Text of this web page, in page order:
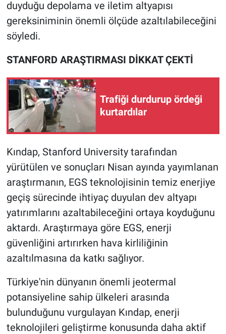
duyduğu depolama ve iletim altyapısı
gereksiniminin önemli ölçüde azaltılabileceğini
söyledi.
STANFORD ARAŞTIRMASI DİKKAT ÇEKTİ
Trafiği durdurup ördeği
kurtardılar
Kındap, Stanford University tarafından
yürütülen ve sonuçları Nisan ayında yayımlanan
araştırmanın, EGS teknolojisinin temiz enerjiye
geçiş sürecinde ihtiyaç duyulan dev altyapı
yatırımlarını azaltabileceğini ortaya koyduğunu
aktardı. Araştırmaya göre EGS, enerji
güvenliğini artırırken hava kirliliğinin
azaltılmasına da katkı sağlıyor.
Türkiye'nin dünyanın önemli jeotermal
potansiyeline sahip ülkeleri arasında
bulunduğunu vurgulayan Kındap, enerji
teknolojileri geliştirme konusunda daha aktif